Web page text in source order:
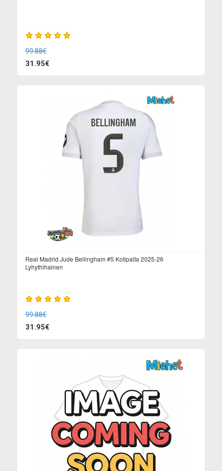
99.88€
31.95€
Real Madrid Jude Bellingham #5 Kotipaita 2025-26
Lyhythihainen
99.88€
31.95€